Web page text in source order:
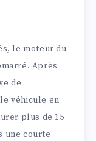
le moteur du
Après
de
véhicule en
plus de 15
une courte